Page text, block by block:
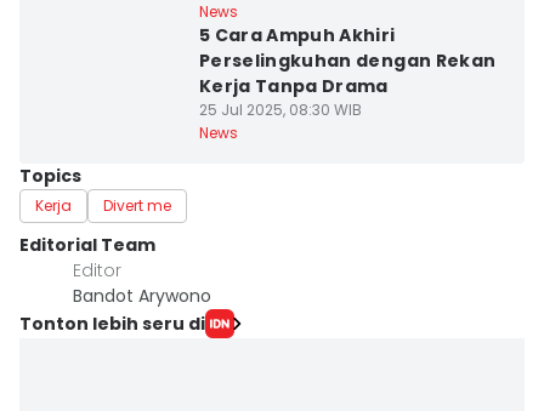
News
5 Cara Ampuh Akhiri
Perselingkuhan dengan Rekan
Kerja Tanpa Drama
25 Jul 2025, 08:30 WIB
News
Topics
Kerja Divert me
Editorial Team
Editor
Bandot Arywono
Tonton lebih seru di